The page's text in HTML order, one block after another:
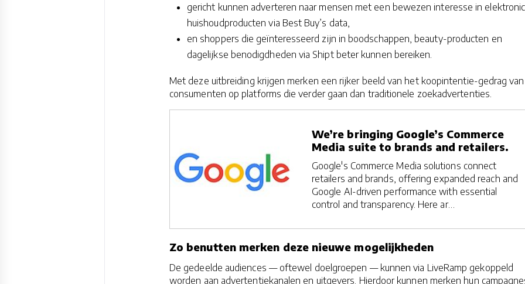
gericht kunnen adverteren naar mensen met een bewezen interesse in
huishoudproducten via Best Buy’s data,
en shoppers die geïnteresseerd zijn in boodschappen, beauty-producten en
dagelijkse benodigdheden via Shipt beter kunnen bereiken.
Met deze uitbreiding krijgen merken een rijker beeld van het koopintentie-gedrag van
consumenten op platforms die verder gaan dan traditionele zoekadvertenties.
We’re bringing Google’s Commerce
Media suite to brands and retailers.
Google's Commerce Media solutions connect
retailers and brands, offering expanded reach and
Google AI-driven performance with essential
control and transparency. Here ar…
Zo benutten merken deze nieuwe mogelijkheden
De gedeelde audiences — oftewel doelgroepen — kunnen via LiveRamp gekoppeld
worden aan advertentiekanalen en uitgevers. Hierdoor kunnen merken hun